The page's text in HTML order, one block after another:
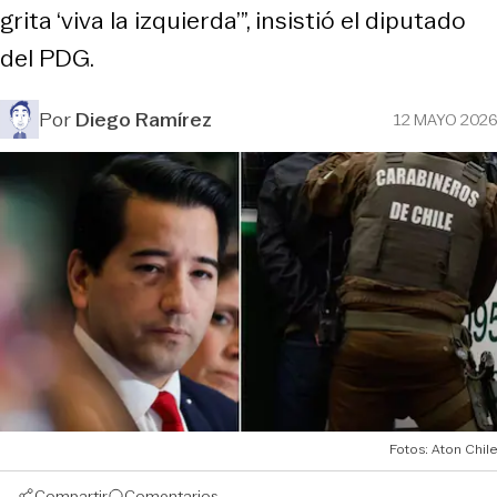
grita ‘viva la izquierda’”, insistió el diputado
del PDG.
PorDiego Ramírez 12 MAYO 2026
Fotos: Aton Chile